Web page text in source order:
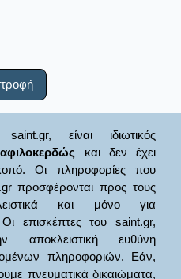
είναι ιδιωτικός
αφιλοκερδώς και δεν έχει
Οι πληροφορίες που
προσφέρονται προς τους
και μόνο για
επισκέπτες του saint.gr,
αποκλειστική ευθύνη
πληροφοριών. Εάν,
πνευματικά δικαιώματα,